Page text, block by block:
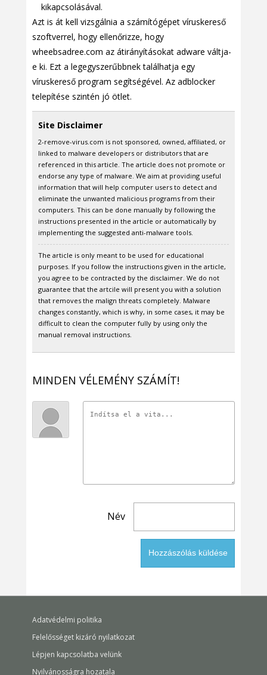
kikapcsolásával.
Azt is át kell vizsgálnia a számítógépet víruskereső
szoftverrel, hogy ellenőrizze, hogy
wheebsadree.com az átirányításokat adware váltja-
e ki. Ezt a legegyszerűbbnek találhatja egy
víruskereső program segítségével. Az adblocker
telepítése szintén jó ötlet.
Site Disclaimer
2-remove-virus.com is not sponsored, owned, affiliated, or
linked to malware developers or distributors that are
referenced in this article. The article does not promote or
endorse any type of malware. We aim at providing useful
information that will help computer users to detect and
eliminate the unwanted malicious programs from their
computers. This can be done manually by following the
instructions presented in the article or automatically by
implementing the suggested anti-malware tools.
The article is only meant to be used for educational
purposes. If you follow the instructions given in the article,
you agree to be contracted by the disclaimer. We do not
guarantee that the artcile will present you with a solution
that removes the malign threats completely. Malware
changes constantly, which is why, in some cases, it may be
difficult to clean the computer fully by using only the
manual removal instructions.
MINDEN VÉLEMÉNY SZÁMÍT!
Név
Adatvédelmi politika
Felelősséget kizáró nyilatkozat
Lépjen kapcsolatba velünk
Nyilvánosságra hozatala